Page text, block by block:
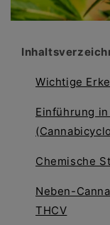
Wichtige
Einführung in
Chemische
Neben-
THCV